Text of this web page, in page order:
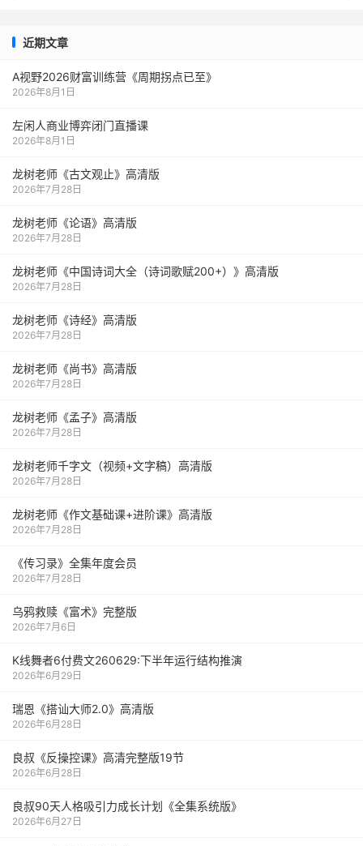
近期文章
A视野2026财富训练营《周期拐点已至》
2026年8月1日
左闲人商业博弈闭门直播课
2026年8月1日
龙树老师《古文观止》高清版
2026年7月28日
龙树老师《论语》高清版
2026年7月28日
龙树老师《中国诗词大全（诗词歌赋200+）》高清版
2026年7月28日
龙树老师《诗经》高清版
2026年7月28日
龙树老师《尚书》高清版
2026年7月28日
龙树老师《孟子》高清版
2026年7月28日
龙树老师千字文（视频+文字稿）高清版
2026年7月28日
龙树老师《作文基础课+进阶课》高清版
2026年7月28日
《传习录》全集年度会员
2026年7月28日
乌鸦救赎《富术》完整版
2026年7月6日
K线舞者6付费文260629:下半年运行结构推演
2026年6月29日
瑞恩《搭讪大师2.0》高清版
2026年6月28日
良叔《反操控课》高清完整版19节
2026年6月28日
良叔90天人格吸引力成长计划《全集系统版》
2026年6月27日